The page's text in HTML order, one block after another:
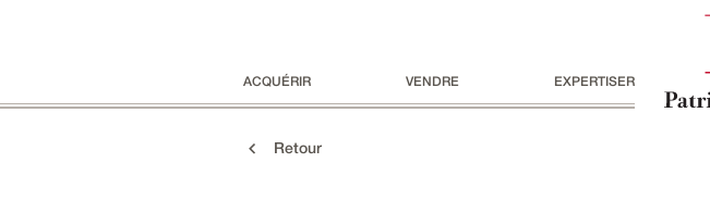
ACQUÉRIR VENDRE EXPERTISER
Retour